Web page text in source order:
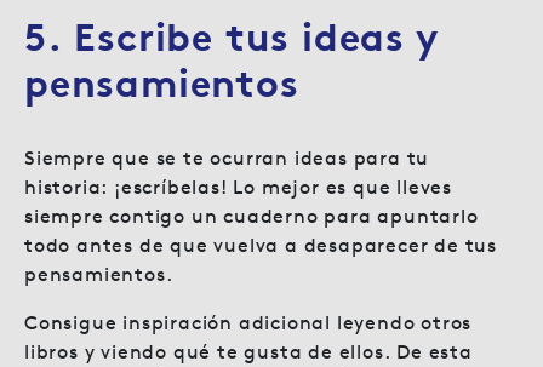
5. Escribe tus ideas y
pensamientos
Siempre que se te ocurran ideas para tu
historia: ¡escríbelas! Lo mejor es que lleves
siempre contigo un cuaderno para apuntarlo
todo antes de que vuelva a desaparecer de tus
pensamientos.
Consigue inspiración adicional leyendo otros
libros y viendo qué te gusta de ellos. De esta